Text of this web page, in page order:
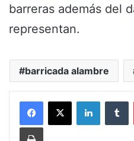
barreras además del
representan.
barricada alambre